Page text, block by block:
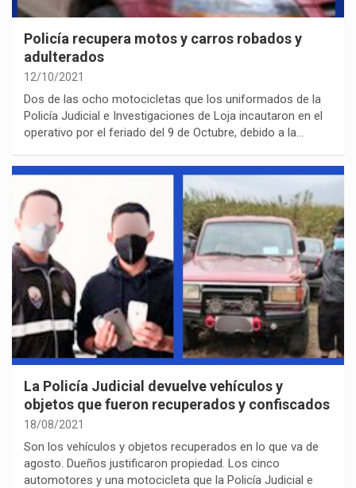
Policía recupera motos y carros robados y
adulterados
12/10/2021
Dos de las ocho motocicletas que los uniformados de la
Policía Judicial e Investigaciones de Loja incautaron en el
operativo por el feriado del 9 de Octubre, debido a la…
La Policía Judicial devuelve vehículos y
objetos que fueron recuperados y confiscados
18/08/2021
Son los vehículos y objetos recuperados en lo que va de
agosto. Dueños justificaron propiedad. Los cinco
automotores y una motocicleta que la Policía Judicial e